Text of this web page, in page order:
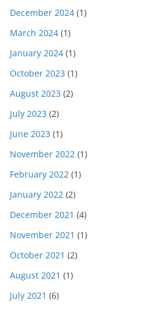
December 2024 (1)
March 2024 (1)
January 2024 (1)
October 2023 (1)
August 2023 (2)
July 2023 (2)
June 2023 (1)
November 2022 (1)
February 2022 (1)
January 2022 (2)
December 2021 (4)
November 2021 (1)
October 2021 (2)
August 2021 (1)
July 2021 (6)